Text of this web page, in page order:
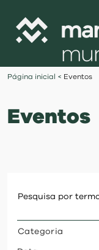
investir
balcão digital
Página inicial < Eventos
Eventos
Categoria